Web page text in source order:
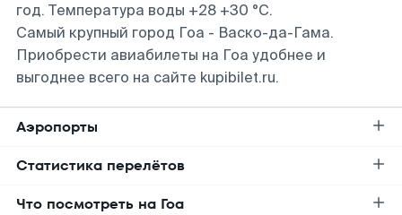
год. Температура воды +28 +30 °С.
Самый крупный город Гоа - Васко-да-Гама.
Приобрести авиабилеты на Гоа удобнее и
выгоднее всего на сайте kupibilet.ru.
Аэропорты
Статистика перелётов
Что посмотреть на Гоа